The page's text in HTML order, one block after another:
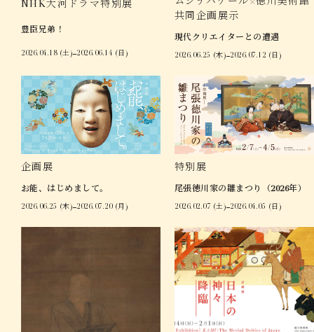
NHK大河ドラマ特別展
豊臣兄弟！
2026.04.18 (土) 2026.06.14 (日)
ムジナバケール×徳川美術館
共同企画展示
現代クリエイターとの遭遇
2026.06.25 (木) 2026.07.12 (日)
企画展
お能、はじめまして。
2026.06.25 (木) 2026.07.20 (月)
特別展
尾張徳川家の雛まつり（2026年）
2026.02.07 (土) 2026.04.05 (日)